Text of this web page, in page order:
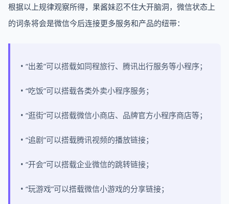
根据以上规律观察所得，果酱妹忍不住大开脑洞，微信状态上
的词条将会是微信今后连接更多服务和产品的纽带：
• “出差”可以搭载如同程旅行、腾讯出行服务等小程序；
• “吃饭”可以搭载各类外卖小程序服务；
• “逛街”可以搭载微信小商店、品牌官方小程序商店等；
• “追剧”可以搭载腾讯视频的播放链接；
• “开会”可以搭载企业微信的跳转链接；
• “玩游戏”可以搭载微信小游戏的分享链接；